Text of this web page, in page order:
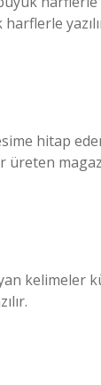
hitap
kelimeler